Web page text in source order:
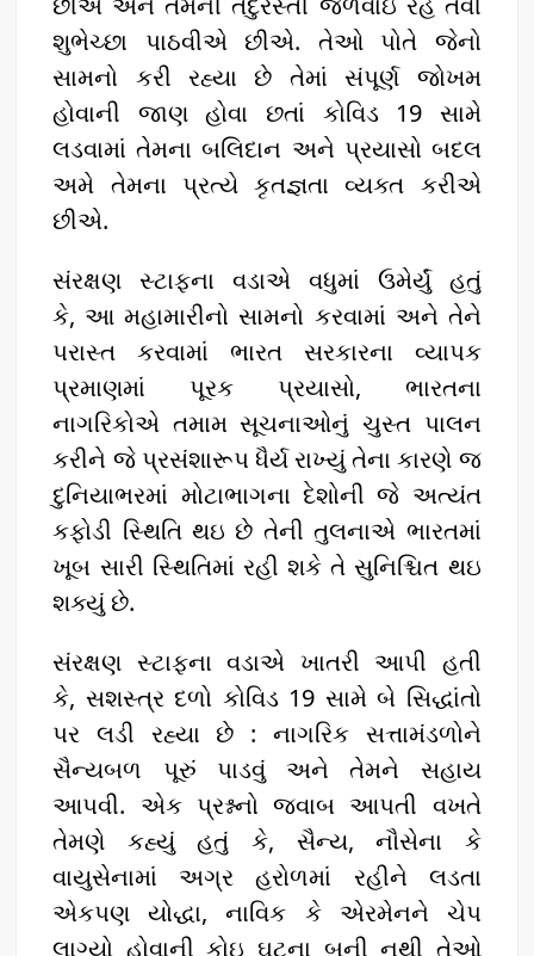
શુભેચ્છા પાઠવીએ છીએ. તેઓ પોતે જેનો
સામનો કરી રહ્યા છે તેમાં સંપૂર્ણ જોખમ
હોવાની જાણ હોવા છતાં કોવિડ 19 સામે
લડવામાં તેમના બલિદાન અને પ્રયાસો બદલ
અમે તેમના પ્રત્યે કૃતજ્ઞતા વ્યક્ત કરીએ
છીએ.
સંરક્ષણ સ્ટાફના વડાએ વધુમાં ઉમેર્યું હતું
કે, આ મહામારીનો સામનો કરવામાં અને તેને
પરાસ્ત કરવામાં ભારત સરકારના વ્યાપક
પ્રમાણમાં પૂરક પ્રયાસો, ભારતના
નાગરિકોએ તમામ સૂચનાઓનું ચુસ્ત પાલન
કરીને જે પ્રસંશારૂપ ધૈર્ય રાખ્યું તેના કારણે જ
દુનિયાભરમાં મોટાભાગના દેશોની જે અત્યંત
કફોડી સ્થિતિ થઇ છે તેની તુલનાએ ભારતમાં
ખૂબ સારી સ્થિતિમાં રહી શકે તે સુનિશ્ચિત થઇ
શક્યું છે.
સંરક્ષણ સ્ટાફના વડાએ ખાતરી આપી હતી
કે, સશસ્ત્ર દળો કોવિડ 19 સામે બે સિદ્ધાંતો
પર લડી રહ્યા છે : નાગરિક સત્તામંડળોને
સૈન્યબળ પૂરું પાડવું અને તેમને સહાય
આપવી. એક પ્રશ્નનો જવાબ આપતી વખતે
તેમણે કહ્યું હતું કે, સૈન્ય, નૌસેના કે
વાયુસેનામાં અગ્ર હરોળમાં રહીને લડતા
એકપણ યોદ્ધા, નાવિક કે એરમેનને ચેપ
લાગ્યો હોવાની કોઇ ઘટના બની નથી તેઓ